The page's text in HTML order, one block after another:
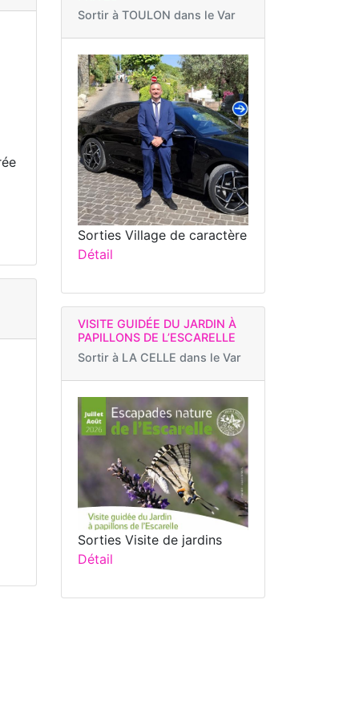
Sortir à TOULON dans le Var
Sorties Village de caractère
Détail
VISITE GUIDÉE DU JARDIN À
PAPILLONS DE L’ESCARELLE
Sortir à LA CELLE dans le Var
Sorties Visite de jardins
Détail